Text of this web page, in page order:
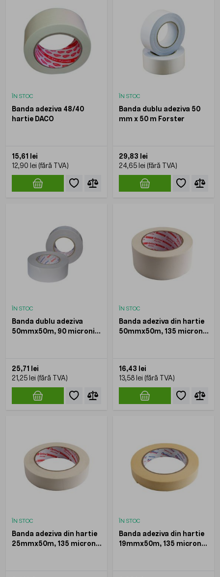
ÎN STOC
Banda adeziva 48/40
hartie DACO
15,61 lei
12,90 lei
ÎN STOC
Banda dublu adeziva 50
mm x 50 m Forster
29,83 lei
24,65 lei
ÎN STOC
Banda dublu adeziva
50mmx50m, 90 microni,
25,71 lei
21,25 lei
ÎN STOC
Banda adeziva din hartie
50mmx50m, 135 microni,
16,43 lei
13,58 lei
ÎN STOC
Banda adeziva din hartie
25mmx50m, 135 microni,
ÎN STOC
Banda adeziva din hartie
19mmx50m, 135 microni,